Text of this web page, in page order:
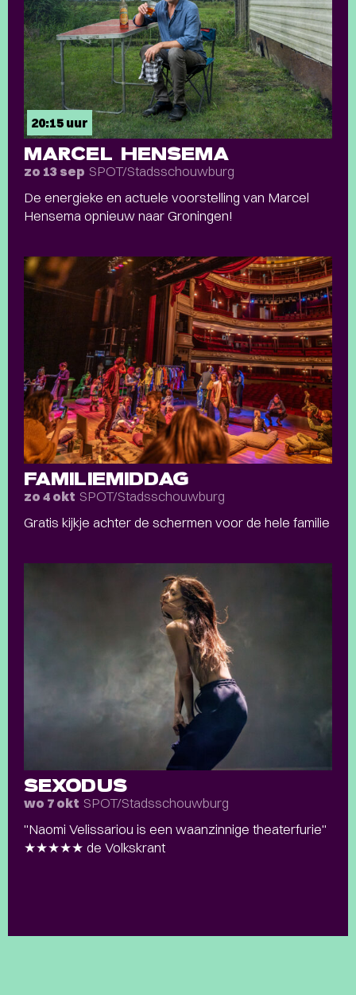
20:15 uur
MARCEL HENSEMA
zo 13 sep SPOT/Stadsschouwburg
De energieke en actuele voorstelling van Marcel
Hensema opnieuw naar Groningen!
FAMILIEMIDDAG
zo 4 okt SPOT/Stadsschouwburg
Gratis kijkje achter de schermen voor de hele familie
SEXODUS
wo 7 okt SPOT/Stadsschouwburg
"Naomi Velissariou is een waanzinnige theaterfurie"
★★★★★ de Volkskrant